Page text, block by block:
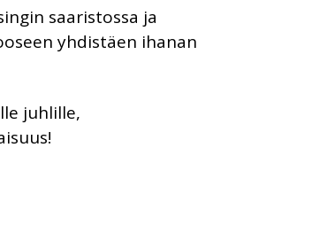
saaristossa ja
yhdistäen ihanan
juhlille,